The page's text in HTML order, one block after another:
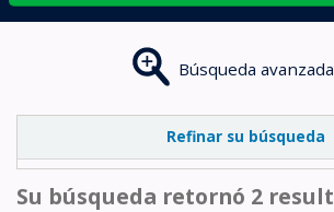
Búsqueda avanzada
Refinar su búsqueda
Su búsqueda retornó 2